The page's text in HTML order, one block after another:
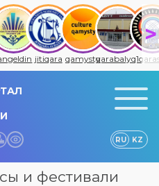
jitiqara qamystyqarabalyq1qarasu
RU KZ
и фестивали